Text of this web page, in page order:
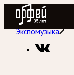
Радио Орфей
Радио
Экспомузыка